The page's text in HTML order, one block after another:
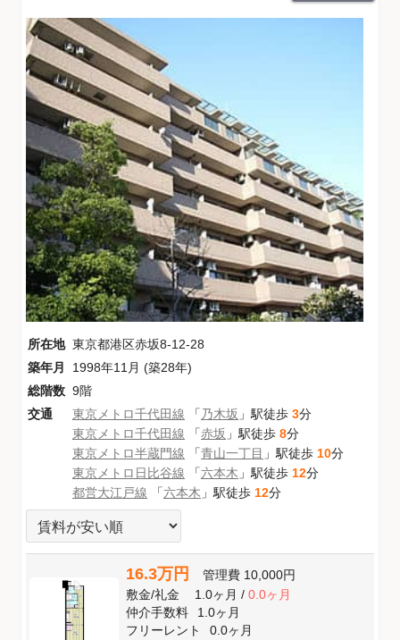
所在地 東京都港区赤坂8-12-28
築年月
1998年11月 (築28年)
総階数 9階
交通
東京メトロ千代田線 「乃木坂 」駅徒歩 3分
東京メトロ千代田線 「赤坂 」駅徒歩 8分
東京メトロ半蔵門線 「青山一丁目 」駅徒歩 10分
東京メトロ日比谷線 「六本木 」駅徒歩 12分
都営大江戸線 「六本木 」駅徒歩 12分
16.3万円 管理費 10,000円
敷金/礼金 1.0ヶ月/ 0.0ヶ月
仲介手数料
1.0ヶ月
フリーレント
0.0ヶ月